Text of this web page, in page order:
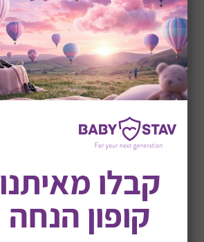
כורסת הנקה דגם Rono
₪699
קבלו מאיתנו
קופון הנחה